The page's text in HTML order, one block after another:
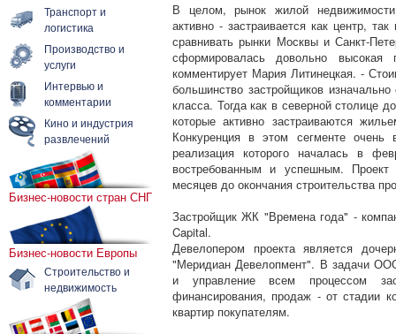
Транспорт и
логистика
Производство и
услуги
Интервью и
комментарии
Кино и индустрия
развлечений
Бизнес-новости стран СНГ
Бизнес-новости Европы
Строительство и
недвижимость
В целом, рынок жилой недвижимости
активно - застраивается как центр,
сравнивать рынки Москвы и Санкт-
сформировалась довольно высокая
комментирует Мария Литинецкая. -
большинство застройщиков
класса. Тогда как в северной столице
которые активно застраиваются
Конкуренция в этом сегменте
реализация которого началась в
востребованным и успешным.
месяцев до окончания строительства
Застройщик ЖК "Времена года" -
Capital.
Девелопером проекта является
"Меридиан Девелопмент". В задачи
и управление всем процессом
финансирования, продаж - от стадии
квартир покупателям.